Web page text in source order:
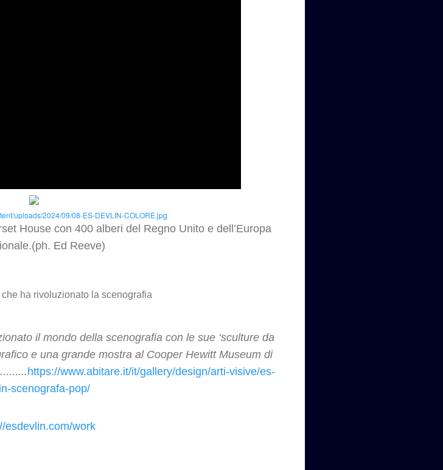
uploads/2024/09/08-ES-DEVLIN-COLORE.jpg
House con 400 alberi del Regno Unito e dell’Europa
Ed Reeve)
che ha rivoluzionato la scenografia
il mondo della scenografia con le sue ‘sculture da
e una grande mostra al Cooper Hewitt Museum di
https://www.abitare.it/it/gallery/design/arti-visive/es-
scenografa-pop/
esdevlin.com/work